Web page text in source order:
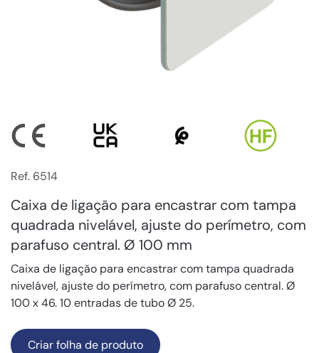
Ref. 6514
Caixa de ligação para encastrar com tampa
quadrada nivelável, ajuste do perímetro, com
parafuso central. Ø 100 mm
Caixa de ligação para encastrar com tampa quadrada
nivelável, ajuste do perímetro, com parafuso central. Ø
100 x 46. 10 entradas de tubo Ø 25.
Criar folha de produto